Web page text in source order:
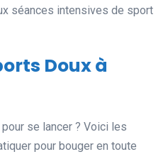
séances intensives de sport
Doux à
pour se lancer ? Voici les
pour bouger en toute